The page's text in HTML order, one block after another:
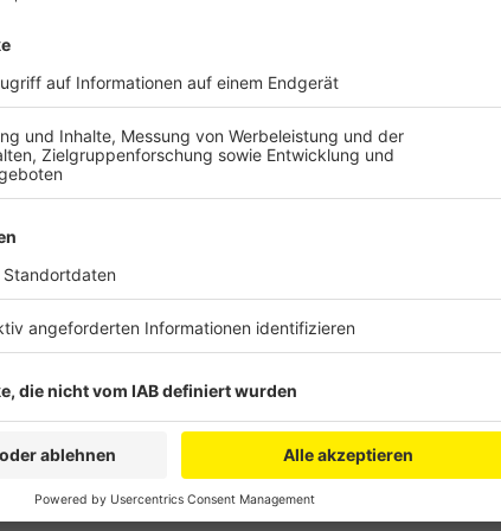
Eltern, die einen 35-Stunden-Platz gebucht haben, müssen
14:30 Uhr abholen. Wer eine längere Betreuung braucht,
Der wird laut Stadt aber nur gewährt, wenn beide
beruflichen Tätigkeiten nachgehen. Der Grund für die
Fachkräftemangel: dadurch komme es vor allem im
Personalproblemen. Denn die Stadt hat nach eigenen
können, die ausschließlich im Vormittagsbereich
will die Stadt für eine einheitliche Regelung aller Kitas in
Nachmittagsbetrieb in den städtischen Kitas entzerren.
Anzeige